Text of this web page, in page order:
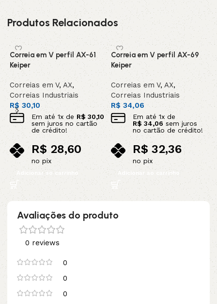
Produtos Relacionados
Correia em V perfil AX-61
Keiper
Correias em V, AX,
Correias Industriais
R$ 30,10
Em até1x deR$ 30,10
sem juros no cartão
de crédito!
R$28,60
no pix
Adicionar ao carrinho
Correia em V perfil AX-69
Keiper
Correias em V, AX,
Correias Industriais
R$34,06
Em até1x de
R$ 34,06sem juros
no cartão de crédito!
R$ 32,36
no pix
Adicionar ao carrinho
Avaliações do produto
0 reviews
0
0
0